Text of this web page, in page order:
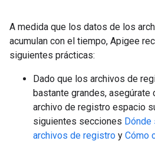
A medida que los datos de los
acumulan con el tiempo, Apigee
siguientes prácticas:
Dado que los archivos de
bastante grandes,
archivo de registro espacio
siguientes secciones Dónde
archivos de registro y Cómo